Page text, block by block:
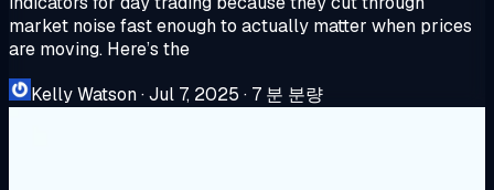
market noise fast enough to actually matter when prices
are moving. Here’s the
Kelly Watson·Jul 7, 2025 · 7 분 분량